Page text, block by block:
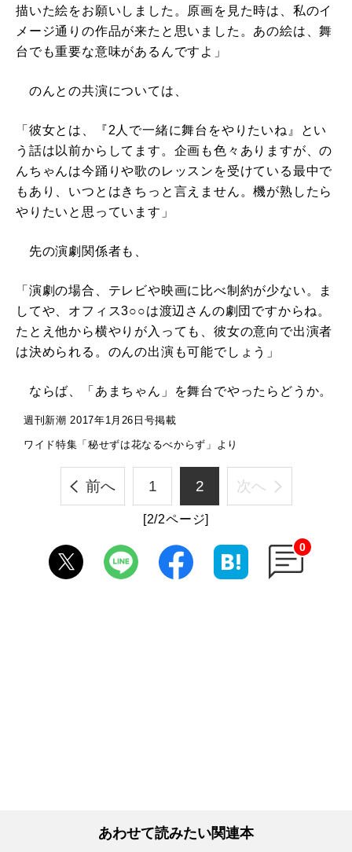
描いた絵をお願いしました。原画を見た時は、私のイ
メージ通りの作品が来たと思いました。あの絵は、舞
台でも重要な意味があるんですよ」
のんとの共演については、
「彼女とは、『2人で一緒に舞台をやりたいね』とい
う話は以前からしてます。企画も色々ありますが、の
んちゃんは今踊りや歌のレッスンを受けている最中で
もあり、いつとはきちっと言えません。機が熟したら
やりたいと思っています」
先の演劇関係者も、
「演劇の場合、テレビや映画に比べ制約が少ない。ま
してや、オフィス3○○は渡辺さんの劇団ですからね。
たとえ他から横やりが入っても、彼女の意向で出演者
は決められる。のんの出演も可能でしょう」
ならば、「あまちゃん」を舞台でやったらどうか。
週刊新潮 2017年1月26日号掲載
ワイド特集「秘せずは花なるべからず」より
前へ 1 2 次へ
[2/2ページ]
0
あわせて読みたい関連本